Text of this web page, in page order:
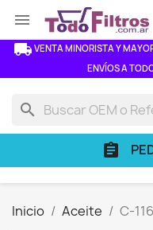

local_shipping VENTA MINORISTA Y
ENVÍOS A
search
assignment
Inicio Aceite C-